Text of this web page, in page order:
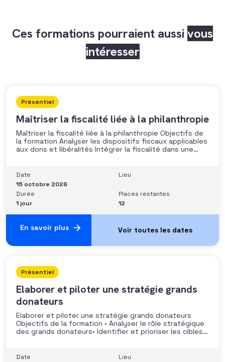
Ces formations pourraient aussi vous
intéresser
Présentiel
Maîtriser la fiscalité liée à la philanthropie
Maîtriser la fiscalité liée à la philanthropie Objectifs de
la formation Analyser les dispositifs fiscaux applicables
aux dons et libéralités Intégrer la fiscalité dans une
situations nécessitant un arbitrage juridique
Compétences et aptitudes Comprendre les régimes
Date
15 octobre 2026
Lieu
Durée
1 jour
Places restantes
12
En savoir plus
Présentiel
Elaborer et piloter une stratégie grands
donateurs
Elaborer et piloter une stratégie grands donateurs
Objectifs de la formation • Analyser le rôle stratégique
des grands donateurs• Identifier et prioriser les cibles à
parties prenantes• Construire un argumentaire
Date Lieu